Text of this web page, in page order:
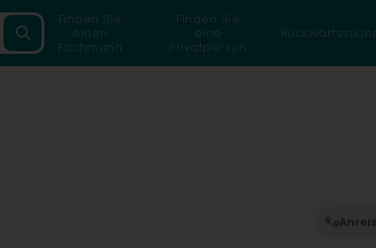
Finden Sie
einen
Fachmann
Finden Sie
eine
Privatperson